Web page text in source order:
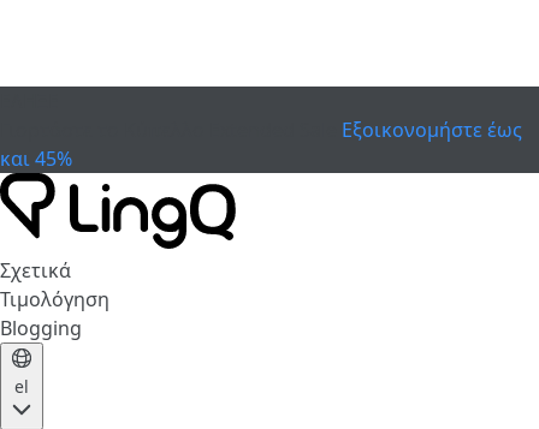
Εξοικονομήστε έως
και 45%
Σχετικά
Τιμολόγηση
Blogging
el